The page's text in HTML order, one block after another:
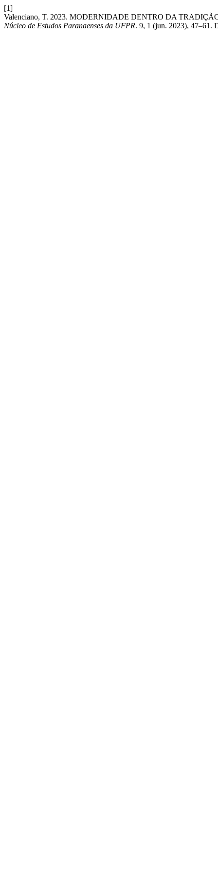
[1]
Valenciano, T. 2023. MODERNIDADE DENTRO DA
Núcleo de Estudos Paranaenses da UFPR. 9, 1 (jun. 2023), 47–61.